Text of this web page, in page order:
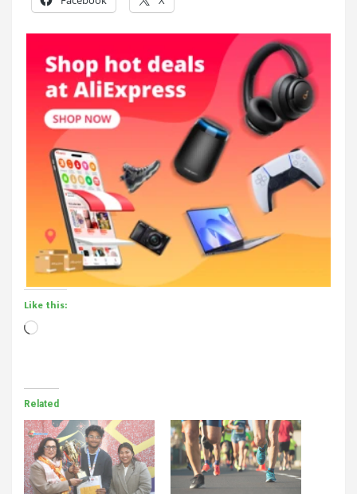
Like this:
Loading…
Related